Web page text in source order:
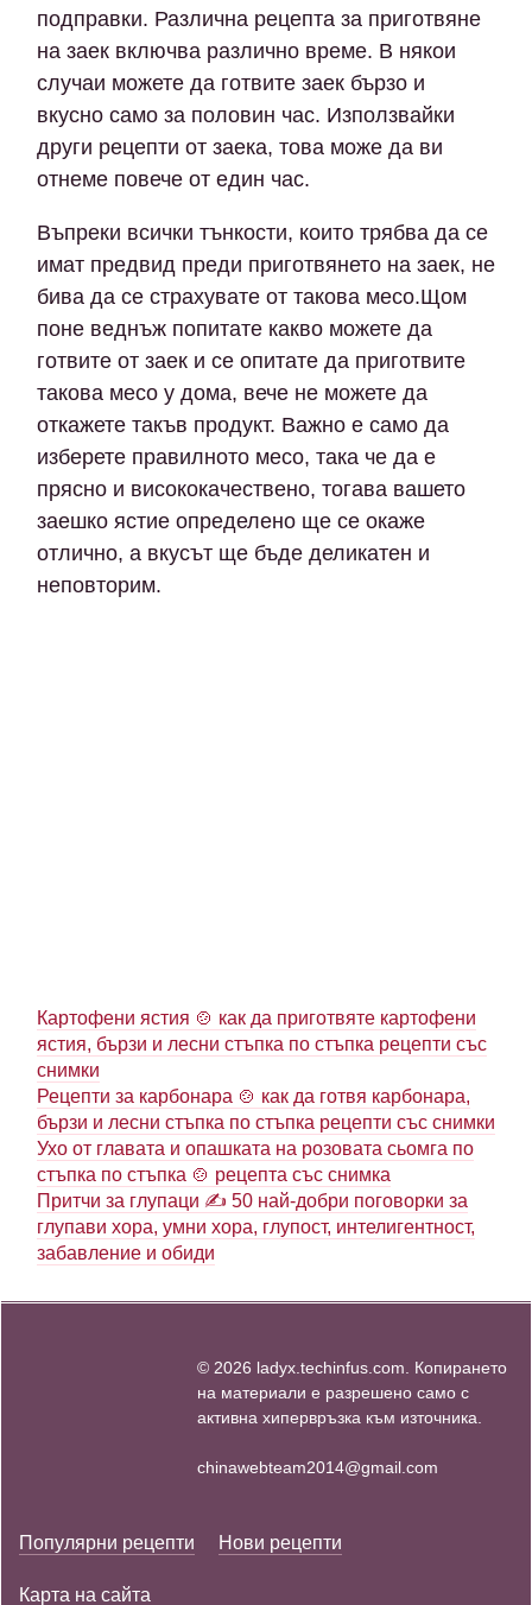
подправки. Различна рецепта за приготвяне
на заек включва различно време. В някои
случаи можете да готвите заек бързо и
вкусно само за половин час. Използвайки
други рецепти от заека, това може да ви
отнеме повече от един час.
Въпреки всички тънкости, които трябва да се
имат предвид преди приготвянето на заек, не
бива да се страхувате от такова месо.Щом
поне веднъж попитате какво можете да
готвите от заек и се опитате да приготвите
такова месо у дома, вече не можете да
откажете такъв продукт. Важно е само да
изберете правилното месо, така че да е
прясно и висококачествено, тогава вашето
заешко ястие определено ще се окаже
отлично, а вкусът ще бъде деликатен и
неповторим.
Картофени ястия 🍲 как да приготвяте картофени
ястия, бързи и лесни стъпка по стъпка рецепти със
снимки
Рецепти за карбонара 🍲 как да готвя карбонара,
бързи и лесни стъпка по стъпка рецепти със снимки
Ухо от главата и опашката на розовата сьомга по
стъпка по стъпка 🍲 рецепта със снимка
Притчи за глупаци ✍ 50 най-добри поговорки за
глупави хора, умни хора, глупост, интелигентност,
забавление и обиди
© 2026 ladyx.techinfus.com. Копирането
на материали е разрешено само с
активна хипервръзка към източника.
chinawebteam2014@gmail.com
Популярни рецепти Нови рецепти
Карта на сайта